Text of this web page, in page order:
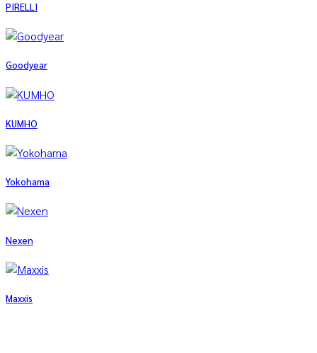
PIRELLI
Goodyear
KUMHO
Yokohama
Nexen
Maxxis